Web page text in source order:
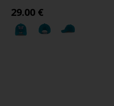
29.00 €